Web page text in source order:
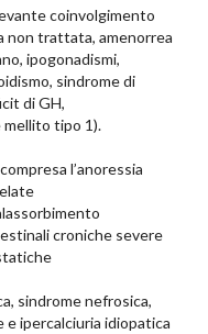
coinvolgimento
non trattata, amenorrea
ipogonadismi,
sindrome di
di GH,
tipo 1).
l’anoressia
croniche severe
sindrome nefrosica,
ipercalciuria idiopatica